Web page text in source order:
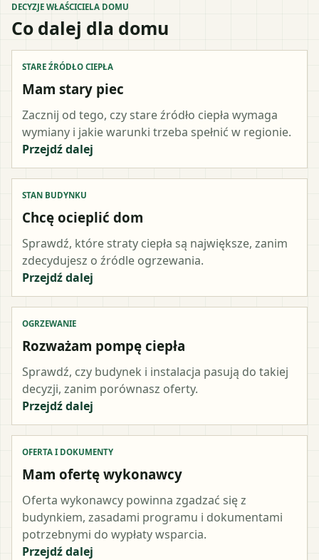
DECYZJE WŁAŚCICIELA DOMU
Co dalej dla domu
STARE ŹRÓDŁO CIEPŁA
Mam stary piec
Zacznij od tego, czy stare źródło ciepła wymaga
wymiany i jakie warunki trzeba spełnić w regionie.
Przejdź dalej
STAN BUDYNKU
Chcę ocieplić dom
Sprawdź, które straty ciepła są największe, zanim
zdecydujesz o źródle ogrzewania.
Przejdź dalej
OGRZEWANIE
Rozważam pompę ciepła
Sprawdź, czy budynek i instalacja pasują do takiej
decyzji, zanim porównasz oferty.
Przejdź dalej
OFERTA I DOKUMENTY
Mam ofertę wykonawcy
Oferta wykonawcy powinna zgadzać się z
budynkiem, zasadami programu i dokumentami
potrzebnymi do wypłaty wsparcia.
Przejdź dalej